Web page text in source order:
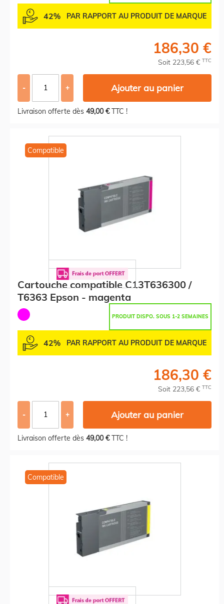
42% PAR RAPPORT AU PRODUIT DE MARQUE
186,30 €
Soit 223,56 € TTC
- + Ajouter au panier
Livraison offerte dès 49,00 €TTC !
Compatible
Cartouche compatible C13T636300 /
T6363 Epson - magenta
PRODUIT DISPO. SOUS 1-2 SEMAINES
42% PAR RAPPORT AU PRODUIT DE MARQUE
186,30 €
Soit 223,56 € TTC
- + Ajouter au panier
Livraison offerte dès 49,00 €TTC !
Compatible